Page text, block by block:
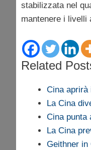
stabilizzata nel
mantenere i livelli
Related
Cina aprirà
La Cina
Cina punta
La Cina
Geithner